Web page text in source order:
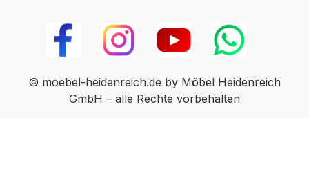
© moebel-heidenreich.de by Möbel Heidenreich
GmbH – alle Rechte vorbehalten